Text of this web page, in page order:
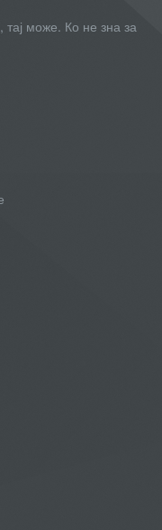
може. Ко не зна за